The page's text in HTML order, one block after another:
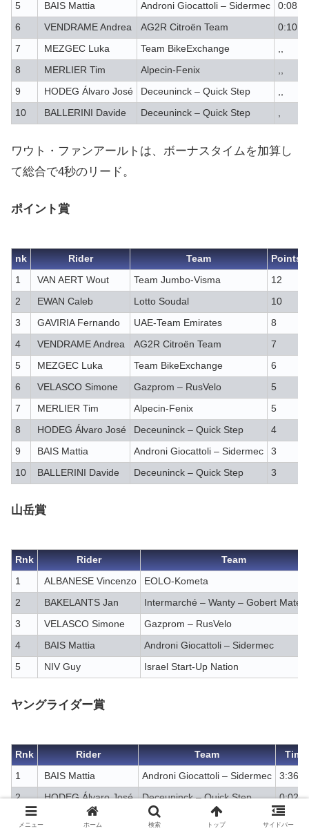
5 BAIS Mattia Androni Giocattoli – Sidermec 0:08
6 VENDRAME Andrea AG2R Citroën Team 0:10
7 MEZGEC Luka Team BikeExchange ,,
8 MERLIER Tim Alpecin-Fenix ,,
9 HODEG Álvaro José Deceuninck – Quick Step ,,
10 BALLERINI Davide Deceuninck – Quick Step ,
ワウト・ファンアールトは、ボーナスタイムを加算し
て総合で4秒のリード。
ポイント賞
nk Rider Team Points
1 VAN AERT Wout Team Jumbo-Visma 12
2 EWAN Caleb Lotto Soudal 10
3 GAVIRIA Fernando UAE-Team Emirates 8
4 VENDRAME Andrea AG2R Citroën Team 7
5 MEZGEC Luka Team BikeExchange 6
6 VELASCO Simone Gazprom – RusVelo 5
7 MERLIER Tim Alpecin-Fenix 5
8 HODEG Álvaro José Deceuninck – Quick Step 4
9 BAIS Mattia Androni Giocattoli – Sidermec 3
10 BALLERINI Davide Deceuninck – Quick Step 3
山岳賞
Rnk Rider Team
1 ALBANESE Vincenzo EOLO-Kometa
2 BAKELANTS Jan Intermarché – Wanty – Gobert
3 VELASCO Simone Gazprom – RusVelo
4 BAIS Mattia Androni Giocattoli – Sidermec
5 NIV Guy Israel Start-Up Nation
ヤングライダー賞
Rnk Rider Team Time
1 BAIS Mattia Androni Giocattoli – Sidermec
2 HODEG Álvaro José Deceuninck – Quick Step 0:02
KANTER Max Team DSM ,,
メニュー ホーム 検索 トップ サイドバー